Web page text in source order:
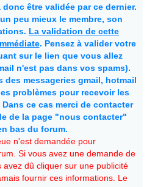
être validée par ce dernier.
peu mieux le membre, son
La validation de cette
. Pensez à valider votre
sur le lien que vous allez
n'est pas dans vos spams).
messageries gmail, hotmail
problèmes pour recevoir les
ce cas merci de contacter
de la page "nous contacter"
bas du forum.
n'est demandée pour
Si vous avez une demande de
dû cliquer sur une publicité
fournir ces informations. Le